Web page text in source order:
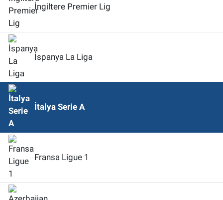
İngiltere Premier Lig
İspanya La Liga
İtalya Serie A
Fransa Ligue 1